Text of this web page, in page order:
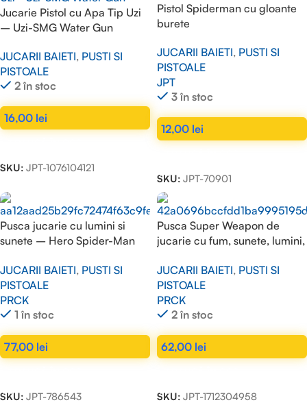
Jucarie Pistol cu Apa Tip Uzi
– Uzi-SMG Water Gun
JUCARII BAIETI, PUSTI SI
PISTOALE
2 în stoc
16,00 lei
SKU: JPT-1076104121
Pistol Spiderman cu gloante
burete
JUCARII BAIETI, PUSTI SI
PISTOALE
JPT
3 în stoc
12,00 lei
SKU: JPT-70901
Pusca jucarie cu lumini si
sunete – Hero Spider-Man
JUCARII BAIETI, PUSTI SI
PISTOALE
PRCK
1 în stoc
77,00 lei
SKU: JPT-786543
Pusca Super Weapon de
jucarie cu fum, sunete, lumini,
JUCARII BAIETI, PUSTI SI
PISTOALE
PRCK
2 în stoc
62,00 lei
SKU: JPT-1712304958